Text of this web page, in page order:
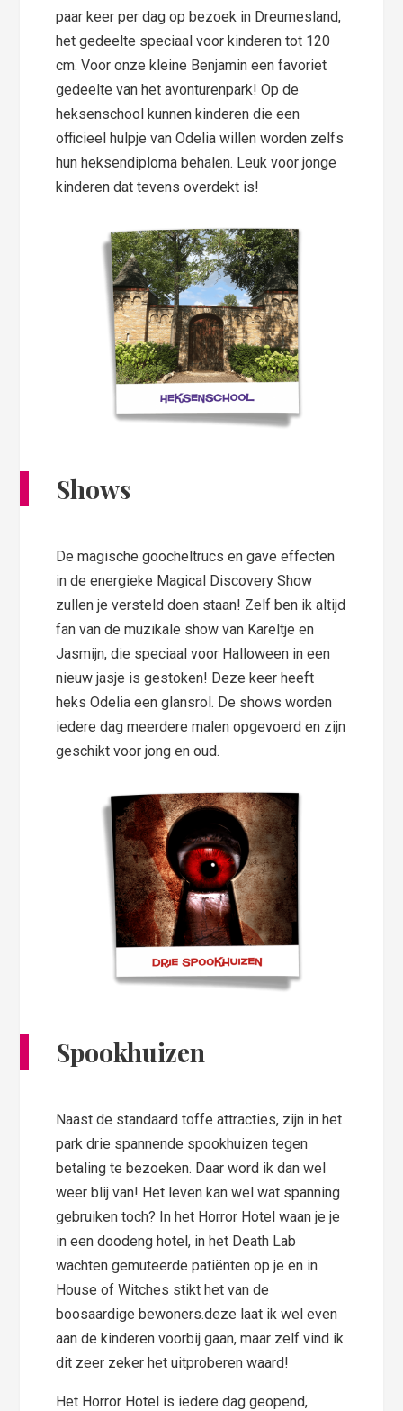
paar keer per dag op bezoek in Dreumesland,
het gedeelte speciaal voor kinderen tot 120
cm. Voor onze kleine Benjamin een favoriet
gedeelte van het avonturenpark! Op de
heksenschool kunnen kinderen die een
officieel hulpje van Odelia willen worden zelfs
hun heksendiploma behalen. Leuk voor jonge
kinderen dat tevens overdekt is!
Shows
De magische goocheltrucs en gave effecten
in de energieke Magical Discovery Show
zullen je versteld doen staan! Zelf ben ik altijd
fan van de muzikale show van Kareltje en
Jasmijn, die speciaal voor Halloween in een
nieuw jasje is gestoken! Deze keer heeft
heks Odelia een glansrol. De shows worden
iedere dag meerdere malen opgevoerd en zijn
geschikt voor jong en oud.
Spookhuizen
Naast de standaard toffe attracties, zijn in het
park drie spannende spookhuizen tegen
betaling te bezoeken. Daar word ik dan wel
weer blij van! Het leven kan wel wat spanning
gebruiken toch? In het Horror Hotel waan je je
in een doodeng hotel, in het Death Lab
wachten gemuteerde patiënten op je en in
House of Witches stikt het van de
boosaardige bewoners.deze laat ik wel even
aan de kinderen voorbij gaan, maar zelf vind ik
dit zeer zeker het uitproberen waard!
Het Horror Hotel is iedere dag geopend,